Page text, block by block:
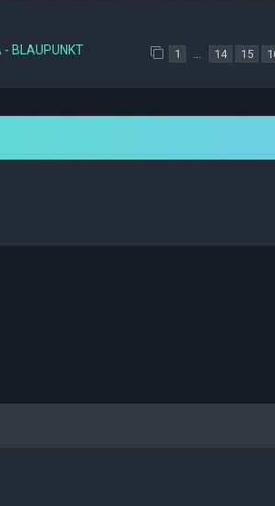
- BLAUPUNKT 1 … 14 15